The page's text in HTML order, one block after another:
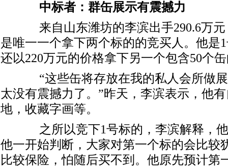
中标者：群缶展示有震撼力
来自山东潍坊的李滨出手290.6万元
是唯一一个拿下两个标的的竞买人。他是
还以220万元的价格拿下另一个包含50个
“这些缶将存放在我的私人会所做展
太没有震撼力了。”昨天，李滨表示，他
地，收藏字画等。
之所以竞下1号标的，李滨解释，他
他一开始判断，大家对第一个标的会比较
比较保险，怕随后买不到。他原先预计第